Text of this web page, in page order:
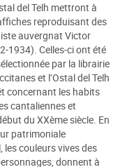
del Telh mettront à
reproduisant des
auvergnat Victor
1934). Celles-ci ont été
par la librairie
et l’Ostal del Telh
concernant les habits
cantaliennes et
du XXème siècle. En
patrimoniale
couleurs vives des
donnent à